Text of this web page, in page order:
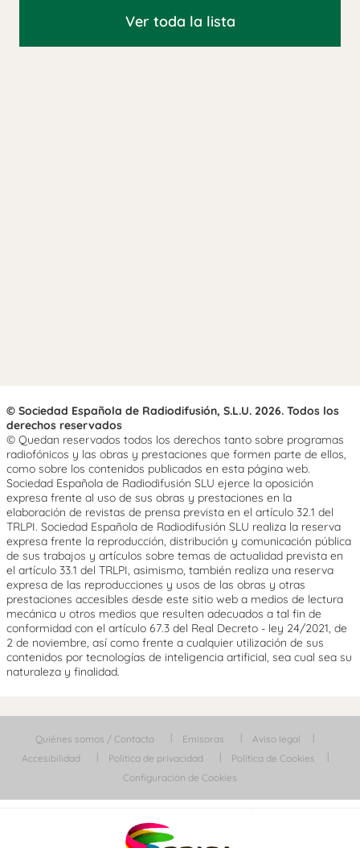
Ver toda la lista
© Sociedad Española de Radiodifusión, S.L.U. 2026. Todos los
derechos reservados
© Quedan reservados todos los derechos tanto sobre programas
radiofónicos y las obras y prestaciones que formen parte de ellos,
como sobre los contenidos publicados en esta página web.
Sociedad Española de Radiodifusión SLU ejerce la oposición
expresa frente al uso de sus obras y prestaciones en la
elaboración de revistas de prensa prevista en el artículo 32.1 del
TRLPI. Sociedad Española de Radiodifusión SLU realiza la reserva
expresa frente la reproducción, distribución y comunicación pública
de sus trabajos y artículos sobre temas de actualidad prevista en
el artículo 33.1 del TRLPI, asimismo, también realiza una reserva
expresa de las reproducciones y usos de las obras y otras
prestaciones accesibles desde este sitio web a medios de lectura
mecánica u otros medios que resulten adecuados a tal fin de
conformidad con el artículo 67.3 del Real Decreto - ley 24/2021, de
2 de noviembre, así como frente a cualquier utilización de sus
contenidos por tecnologías de inteligencia artificial, sea cual sea su
naturaleza y finalidad.
Quiénes somos / Contacta Emisoras
Aviso legal
Accesibilidad
Política de privacidad
Política de Cookies
Configuración de Cookies